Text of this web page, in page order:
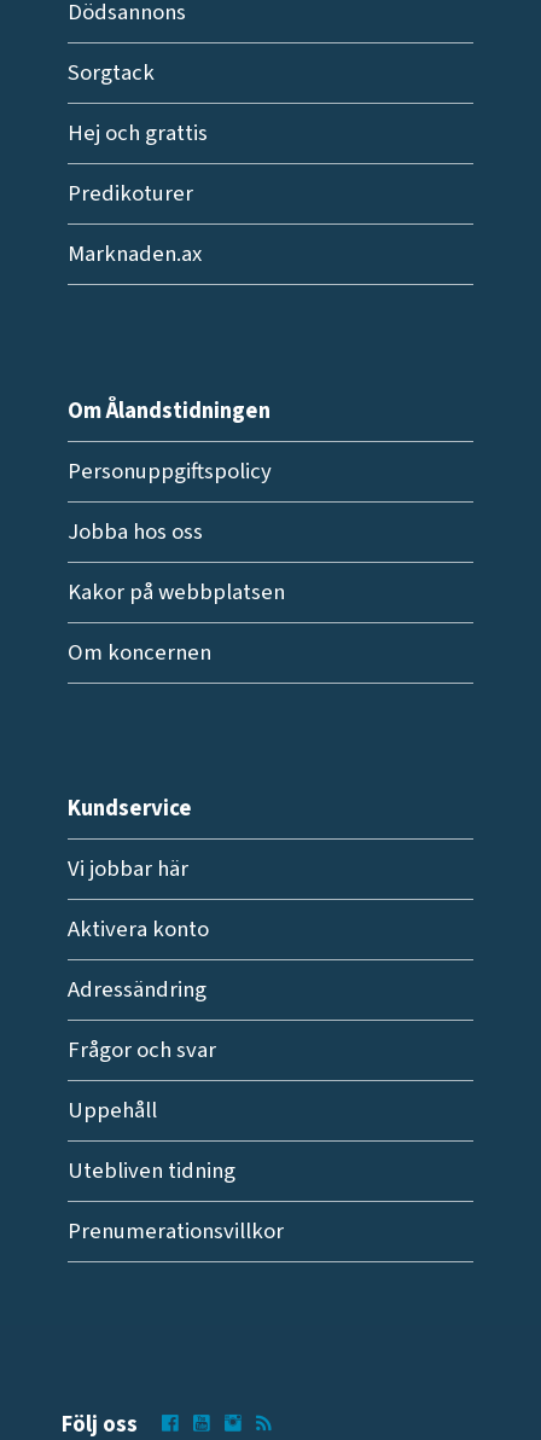
Dödsannons
Sorgtack
Hej och grattis
Predikoturer
Marknaden.ax
Om Ålandstidningen
Personuppgiftspolicy
Jobba hos oss
Kakor på webbplatsen
Om koncernen
Kundservice
Vi jobbar här
Aktivera konto
Adressändring
Frågor och svar
Uppehåll
Utebliven tidning
Prenumerationsvillkor
Följ oss